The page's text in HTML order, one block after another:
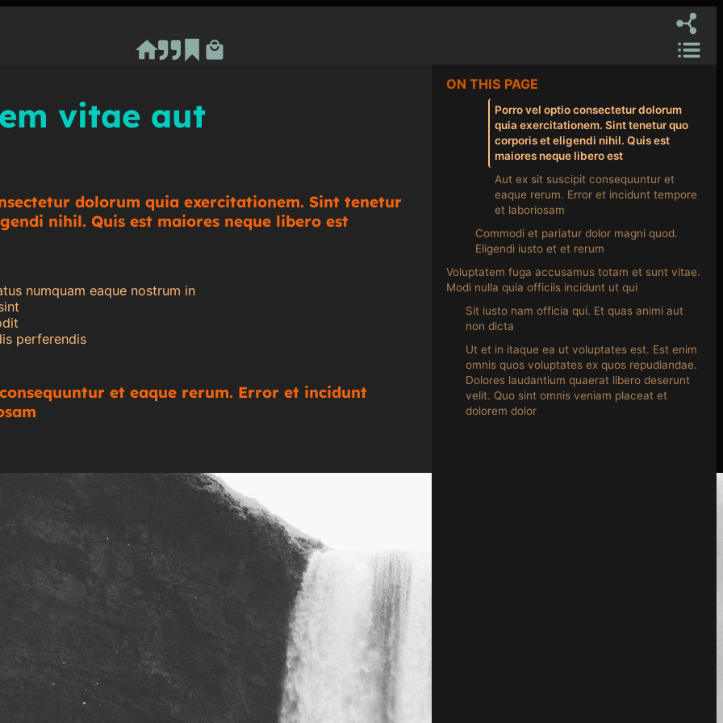
Ash RuDral
vitae aut
dolorum quia exercitationem. Sint tenetur
nihil. Quis est maiores neque libero est
numquam eaque nostrum in
perferendis
et eaque rerum. Error et incidunt
ON THIS PAGE
Porro vel optio consectetur dolorum
quia exercitationem. Sint tenetur quo
corporis et eligendi nihil. Quis est
maiores neque libero est
Aut ex sit suscipit consequuntur et
eaque rerum. Error et incidunt tempore
et laboriosam
Commodi et pariatur dolor magni quod.
Eligendi iusto et et rerum
Voluptatem fuga accusamus totam et sunt vitae.
Modi nulla quia officiis incidunt ut qui
Sit iusto nam officia qui. Et quas animi aut
non dicta
Ut et in itaque ea ut voluptates est. Est enim
omnis quos voluptates ex quos repudiandae.
Dolores laudantium quaerat libero deserunt
velit. Quo sint omnis veniam placeat et
dolorem dolor